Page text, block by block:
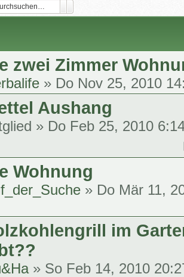
zwei Zimmer
» Do Nov 25, 2010
Aushang
» Do Feb 25, 2010
Wohnung
» Do Mär 11,
im
» So Feb 14, 2010